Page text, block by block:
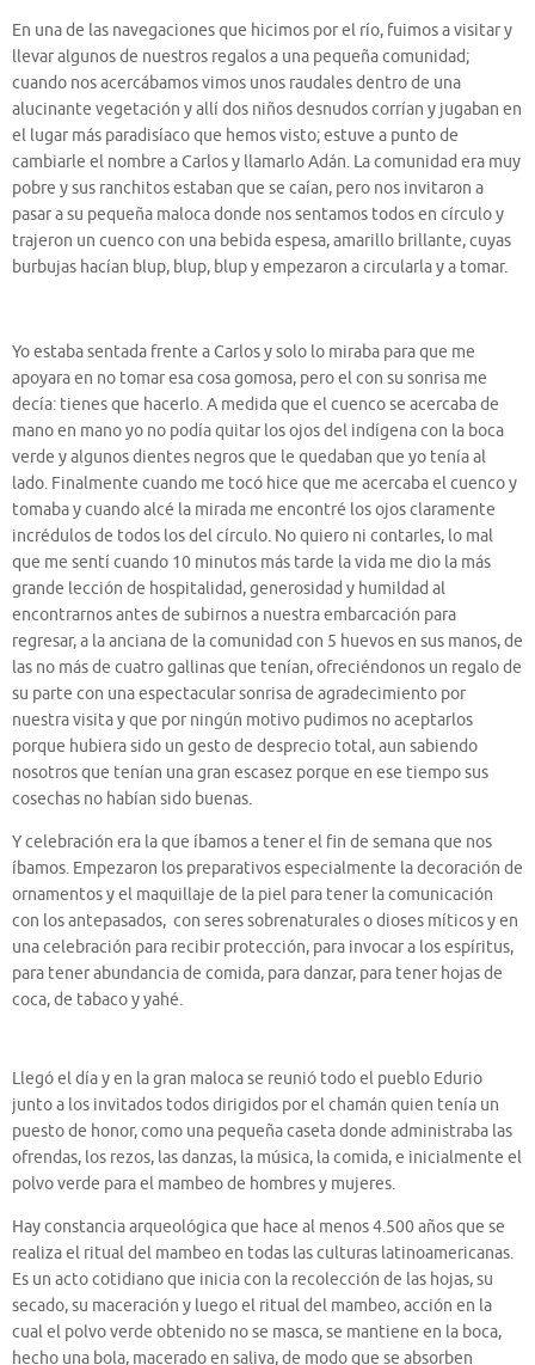
En una de las navegaciones que hicimos por el río, fuimos a visitar y
llevar algunos de nuestros regalos a una pequeña comunidad;
cuando nos acercábamos vimos unos raudales dentro de una
alucinante vegetación y allí dos niños desnudos corrían y jugaban en
el lugar más paradisíaco que hemos visto; estuve a punto de
cambiarle el nombre a Carlos y llamarlo Adán. La comunidad era muy
pobre y sus ranchitos estaban que se caían, pero nos invitaron a
pasar a su pequeña maloca donde nos sentamos todos en círculo y
trajeron un cuenco con una bebida espesa, amarillo brillante, cuyas
burbujas hacían blup, blup, blup y empezaron a circularla y a tomar.
Yo estaba sentada frente a Carlos y solo lo miraba para que me
apoyara en no tomar esa cosa gomosa, pero el con su sonrisa me
decía: tienes que hacerlo. A medida que el cuenco se acercaba de
mano en mano yo no podía quitar los ojos del indígena con la boca
verde y algunos dientes negros que le quedaban que yo tenía al
lado. Finalmente cuando me tocó hice que me acercaba el cuenco y
tomaba y cuando alcé la mirada me encontré los ojos claramente
incrédulos de todos los del círculo. No quiero ni contarles, lo mal
que me sentí cuando 10 minutos más tarde la vida me dio la más
grande lección de hospitalidad, generosidad y humildad al
encontrarnos antes de subirnos a nuestra embarcación para
regresar, a la anciana de la comunidad con 5 huevos en sus manos, de
las no más de cuatro gallinas que tenían, ofreciéndonos un regalo de
su parte con una espectacular sonrisa de agradecimiento por
nuestra visita y que por ningún motivo pudimos no aceptarlos
porque hubiera sido un gesto de desprecio total, aun sabiendo
nosotros que tenían una gran escasez porque en ese tiempo sus
cosechas no habían sido buenas.
Y celebración era la que íbamos a tener el fin de semana que nos
íbamos. Empezaron los preparativos especialmente la decoración de
ornamentos y el maquillaje de la piel para tener la comunicación
con los antepasados, con seres sobrenaturales o dioses míticos y en
una celebración para recibir protección, para invocar a los espíritus,
para tener abundancia de comida, para danzar, para tener hojas de
coca, de tabaco y yahé.
Llegó el día y en la gran maloca se reunió todo el pueblo Edurio
junto a los invitados todos dirigidos por el chamán quien tenía un
puesto de honor, como una pequeña caseta donde administraba las
ofrendas, los rezos, las danzas, la música, la comida, e inicialmente el
polvo verde para el mambeo de hombres y mujeres.
Hay constancia arqueológica que hace al menos 4.500 años que se
realiza el ritual del mambeo en todas las culturas latinoamericanas.
Es un acto cotidiano que inicia con la recolección de las hojas, su
secado, su maceración y luego el ritual del mambeo, acción en la
cual el polvo verde obtenido no se masca, se mantiene en la boca,
hecho una bola, macerado en saliva, de modo que se absorben